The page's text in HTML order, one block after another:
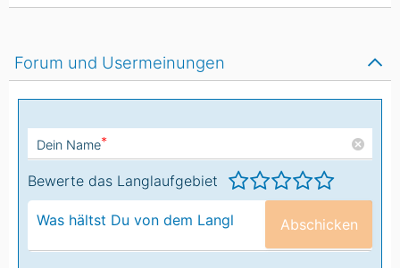
Forum und Usermeinungen
Dein Name*
Bewerte das Langlaufgebiet
Abschicken